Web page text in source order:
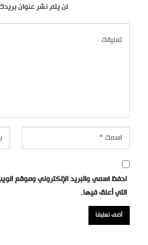
لن يتم نشر عنوان
احفظ اسمي والبريد الإلكتروني وموقع
التي أعلق فيها.